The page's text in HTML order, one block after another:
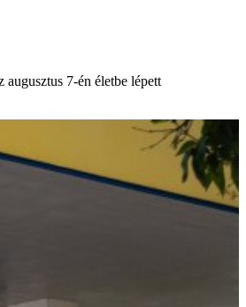
7-én életbe lépett